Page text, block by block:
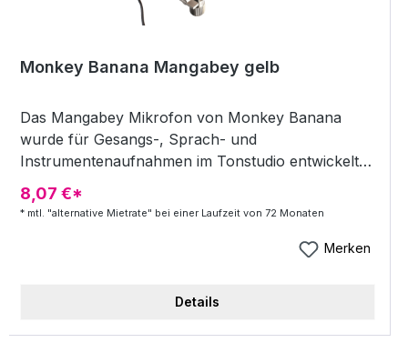
Stromversorgung: Externes Netzteil (110-120 V
mm Gewicht PSU: 1700 g Verfügbare Farben:
Monkey Banana Mangabey gelb
Das Mangabey Mikrofon von Monkey Banana
wurde für Gesangs-, Sprach- und
Instrumentenaufnahmen im Tonstudio entwickelt.
9 verschiede Charakteristiken lassen sich über die
Versorgungseinheit regeln. Speziell bei
die hand-selektierte 12AX7 Röhre, die im
natürlichen Klang. Im Lieferumfang befindet sich
eine Mikrofonspinne, ein 7 poliges Anschlusskabel
8,07 €*
* mtl. "alternative Mietrate" bei einer Laufzeit von 72 Monaten
Merken
Details